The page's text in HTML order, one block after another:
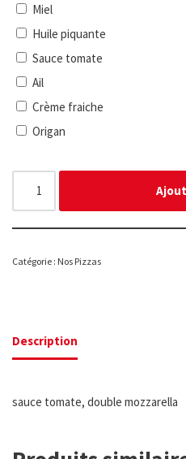
Miel
Huile piquante
Sauce tomate
Ail
Crème fraiche
Origan
Catégorie : Nos Pizzas
Description
sauce tomate, double mozzarella